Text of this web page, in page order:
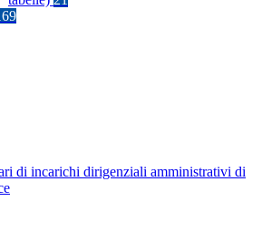
di incarichi dirigenziali amministrativi di